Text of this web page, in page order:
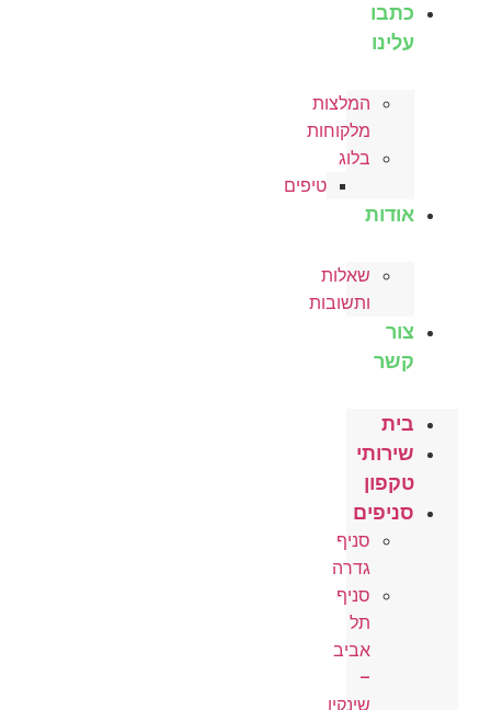
כתבו
עלינו
המלצות
מלקוחות
בלוג
טיפים
אודות
שאלות
ותשובות
צור
קשר
בית
שירותי
טקפון
סניפים
סניף
גדרה
סניף
תל
אביב
–
שינקין